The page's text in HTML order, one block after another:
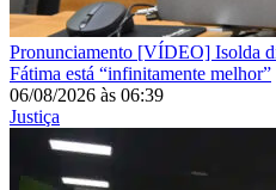
Pronunciamento [VÍDEO] Isolda
Fátima está “infinitamente melhor”
06/08/2026 às 06:39
Justiça